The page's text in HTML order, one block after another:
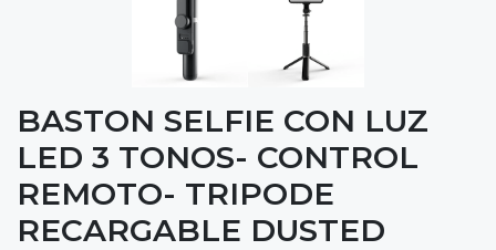
BASTON SELFIE CON LUZ
LED 3 TONOS- CONTROL
REMOTO- TRIPODE
RECARGABLE DUSTED